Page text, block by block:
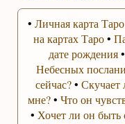
• Личная карта
на картах Таро•
дате рождения
Небесных
сейчас?•Скучает
мне?• Что он
• Хочет ли он быть